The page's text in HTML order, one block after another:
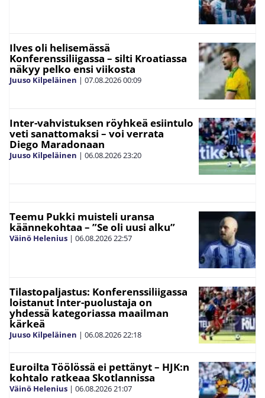
Ilves oli helisemässä
Konferenssiliigassa – silti Kroatiassa
näkyy pelko ensi viikosta
Juuso Kilpeläinen | 07.08.202600:09
Inter-vahvistuksen röyhkeä esiintulo
veti sanattomaksi – voi verrata
Diego Maradonaan
Juuso Kilpeläinen | 06.08.202623:20
Teemu Pukki muisteli uransa
käännekohtaa – ”Se oli uusi alku”
Väinö Helenius | 06.08.202622:57
Tilastopaljastus: Konferenssiliigassa
loistanut Inter-puolustaja on
yhdessä kategoriassa maailman
kärkeä
Juuso Kilpeläinen | 06.08.202622:18
Euroilta Töölössä ei pettänyt – HJK:n
kohtalo ratkeaa Skotlannissa
Väinö Helenius | 06.08.202621:07